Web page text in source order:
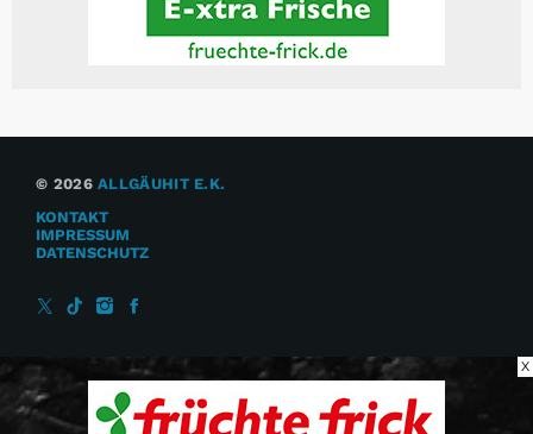
© 2026ALLGÄUHIT E.K.
KONTAKT
IMPRESSUM
DATENSCHUTZ
X